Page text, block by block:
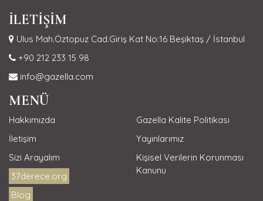
İLETİŞİM
Ulus Mah.Öztopuz Cad.Giriş Kat No:16 Beşiktaş / İstanbul
+90 212 233 15 98
info@gazella.com
MENÜ
Hakkımızda
İletişim
Sizi Arayalım
37derece.org
Blog
Gazella Kalite Politikası
Yayınlarımız
Kişisel Verilerin Korunması
Kanunu